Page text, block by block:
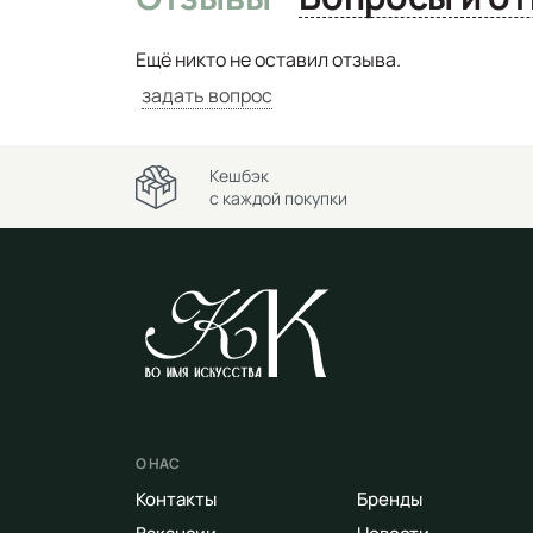
Ещё никто не оставил отзыва.
задать вопрос
Кешбэк
с каждой покупки
О НАС
Контакты
Бренды